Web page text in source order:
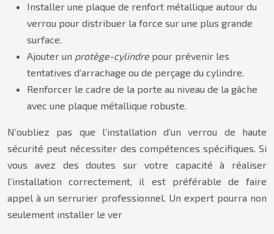
Installer une plaque de renfort métallique autour du
verrou pour distribuer la force sur une plus grande
surface.
Ajouter un protège-cylindre pour prévenir les
tentatives d’arrachage ou de perçage du cylindre.
Renforcer le cadre de la porte au niveau de la gâche
avec une plaque métallique robuste.
N’oubliez pas que l’installation d’un verrou de haute
sécurité peut nécessiter des compétences spécifiques. Si
vous avez des doutes sur votre capacité à réaliser
l’installation correctement, il est préférable de faire
appel à un serrurier professionnel. Un expert pourra non
seulement installer le ver